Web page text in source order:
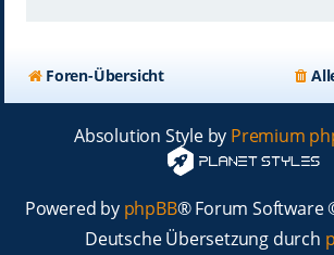
Foren-Übersicht
Absolution Style by Premium
Powered by phpBB® Forum Software
Deutsche Übersetzung durch